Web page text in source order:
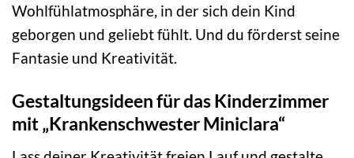
Wohlfühlatmosphäre, in der sich dein Kind
geborgen und geliebt fühlt. Und du förderst seine
Fantasie und Kreativität.
Gestaltungsideen für das Kinderzimmer
mit „Krankenschwester Miniclara“